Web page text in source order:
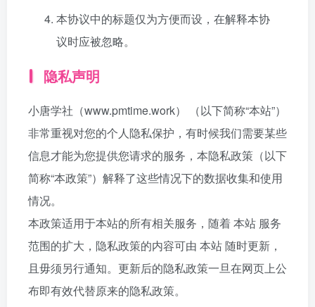
本协议中的标题仅为方便而设，在解释本协
议时应被忽略。
隐私声明
小唐学社（www.pmtime.work） （以下简称“本站”）
非常重视对您的个人隐私保护，有时候我们需要某些
信息才能为您提供您请求的服务，本隐私政策（以下
简称“本政策”）解释了这些情况下的数据收集和使用
情况。
本政策适用于本站的所有相关服务，随着 本站 服务
范围的扩大，隐私政策的内容可由 本站 随时更新，
且毋须另行通知。更新后的隐私政策一旦在网页上公
布即有效代替原来的隐私政策。